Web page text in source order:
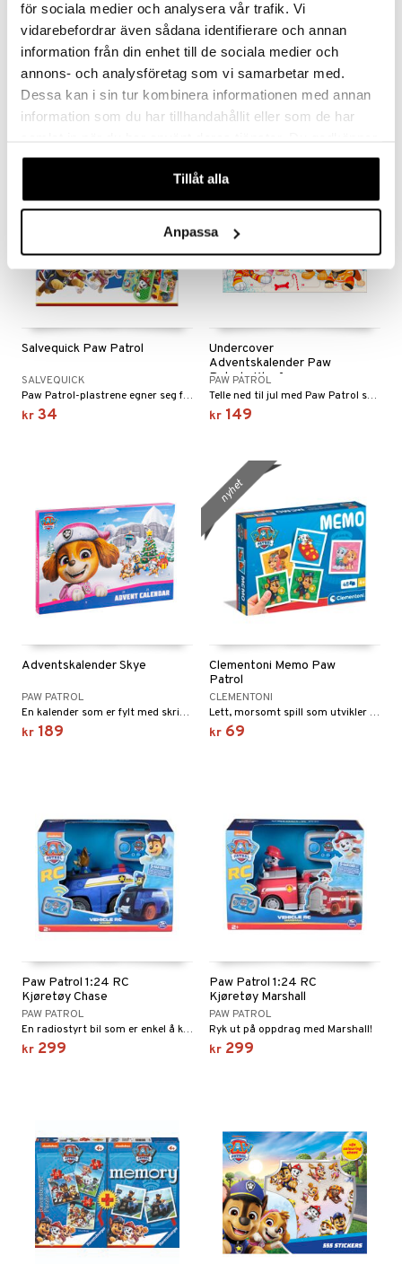
för sociala medier och analysera vår trafik. Vi
vidarebefordrar även sådana identifierare och annan
information från din enhet till de sociala medier och
annons- och analysföretag som vi samarbetar med.
Dessa kan i sin tur kombinera informationen med annan
information som du har tillhandahållit eller som de har
våra cookies vid fortsatt användande av vår webbplats.
Tillåt alla
Anpassa
Paw Patrol Vannflaske
Rosa 410 ml
En rosa/lilla vannflaske med Skye og Everest fra Paw Patrol.
kr 95
Puslespill 60 Biter CB Paw
Patrol
kr 79
Salvequick Paw Patrol
SALVEQUICK
Paw Patrol-plastrene egner seg for mindre og overfladiske sår.
kr 34
Undercover
Adventskalender Paw
Patrol - Klar for…
PAW PATROL
Telle ned til jul med Paw Patrol skrivetilbehør!
kr 149
Adventskalender Skye
PAW PATROL
En kalender som er fylt med skrivetilbehør.
kr 189
Clementoni Memo Paw
Patrol
CLEMENTONI
Lett, morsomt spill som utvikler observasjonsevnen.
kr 69
nyhet
Paw Patrol 1:24 RC
Kjøretøy Chase
PAW PATROL
En radiostyrt bil som er enkel å kjøre.
kr 299
Paw Patrol 1:24 RC
Kjøretøy Marshall
PAW PATROL
Ryk ut på oppdrag med Marshall!
kr 299